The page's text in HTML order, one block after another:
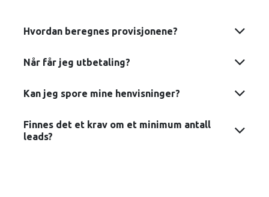
Hvordan beregnes provisjonene?
Når får jeg utbetaling?
Kan jeg spore mine henvisninger?
Finnes det et krav om et minimum antall
leads?